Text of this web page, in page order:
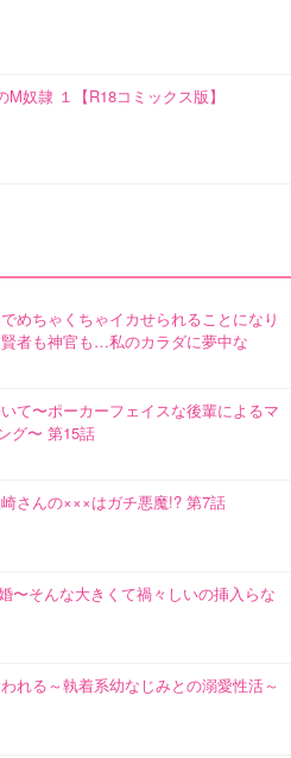
奴隷 １【R18コミックス版】
めちゃくちゃイカせられることになり
者も神官も…私のカラダに夢中な
て〜ポーカーフェイスな後輩によるマ
グ〜 第15話
さんの×××はガチ悪魔!? 第7話
〜そんな大きくて禍々しいの挿入らな
れる～執着系幼なじみとの溺愛性活～